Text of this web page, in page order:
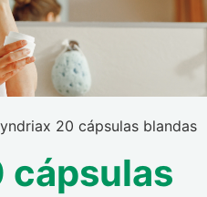
20 cápsulas blandas
cápsulas